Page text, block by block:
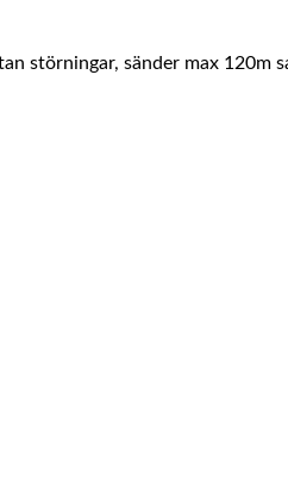
störningar, sänder max 120m